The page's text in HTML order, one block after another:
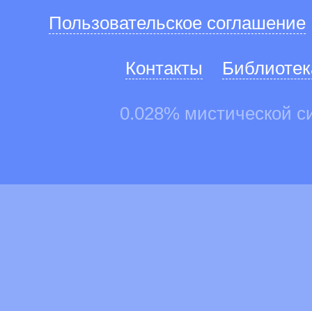
Пользовательское соглашение
Контакты
0.028% мистической